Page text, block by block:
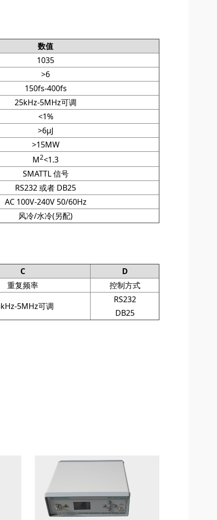
数值
1035
>6
150fs-400fs
25kHz-5MHz可调
<1%
>6μJ
>15MW
M2<1.3
SMATTL 信号
RS232 或者 DB25
AC 100V-240V 50/60Hz
风冷/水冷(另配)
C
D
重复频率
控制方式
5MHz可调
RS232
DB25